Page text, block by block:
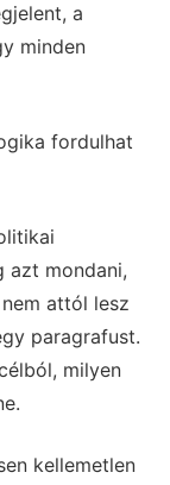
a
minden
fordulhat
azt mondani,
attól lesz
paragrafust.
milyen
kellemetlen